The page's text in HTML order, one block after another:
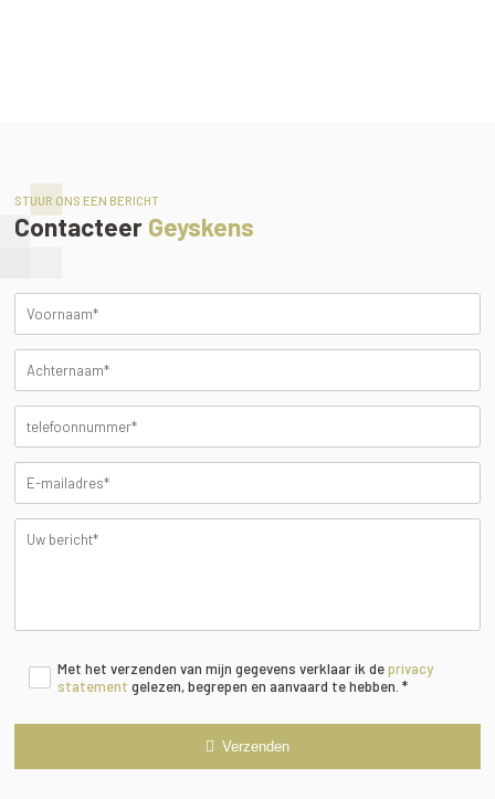
STUUR ONS EEN BERICHT
Contacteer Geyskens
Met het verzenden van mijn gegevens verklaar ik deprivacy
statement gelezen, begrepen en aanvaard te hebben. *
Verzenden